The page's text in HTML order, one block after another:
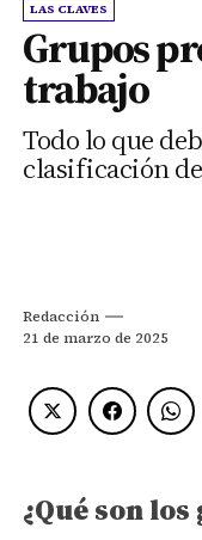
LAS CLAVES
Grupos
trabajo
Todo lo que
clasificación
Redacción
21 de marzo de 2025
¿Qué son